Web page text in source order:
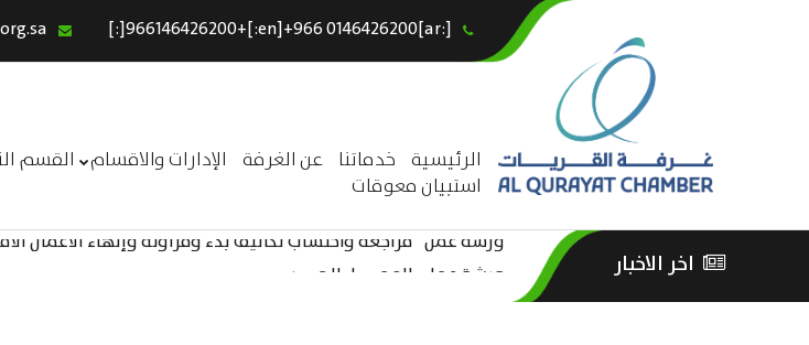
[:ar]966146426200+[:en]+966 0146426200[:]
الرئيسية خدماتنا عن الغرفة الإدارات والاقسام القسم
استبيان معوقات
الرئيسية
عن الغرفة
القسم النسائى
اخر الاخبار
ورشة عمل “مراجعة واحتساب تكاليف بدء ومزاولة وإنهاء الأعمال
الثقافة – السياحة”
ورشة عمل : العمـــــل الحـــــر